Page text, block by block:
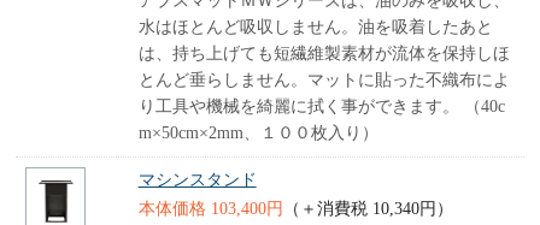
水はほとんど吸収しません。油を吸着したあと
は、持ち上げても短繊維製素材が流体を保持しほ
とんど垂らしません。マットに貼った不織布によ
り工具や機械を綺麗に拭く事ができます。 （40c
m×50cm×2mm、１００枚入り）
マシンスタンド
本体価格 103,400円
（＋消費税 10,340円）